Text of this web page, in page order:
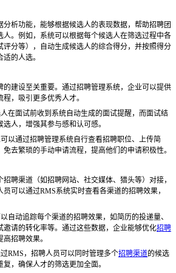
分析功能，能够根据候选人的表现数据，帮助招聘团
人。例如，系统可以根据每个候选人在筛选过程中各
评分等），自动生成候选人的综合得分，并按照得分
的人选。
的建设至关重要。通过招聘管理系统，企业可以提供
，吸引更多优秀人才。
人在面试前收到系统自动生成的面试提醒，而面试结
人，增强其参与感和认可感。
以通过招聘管理系统自行查看招聘职位、上传简
免去繁琐的手动申请流程，提高他们的申请积极性。
招聘渠道（如招聘网站、社交媒体、猎头等）对接，
员可以通过RMS系统实时查看各渠道的招聘效果，
自动追踪每个渠道的招聘效果，如简历的投递量、
邀请的转化率等。通过这些数据，企业能够优化招聘
招聘效果。
RMS，招聘人员可以同时管理多个招聘渠道的候选
，确保人才的筛选更加全面。